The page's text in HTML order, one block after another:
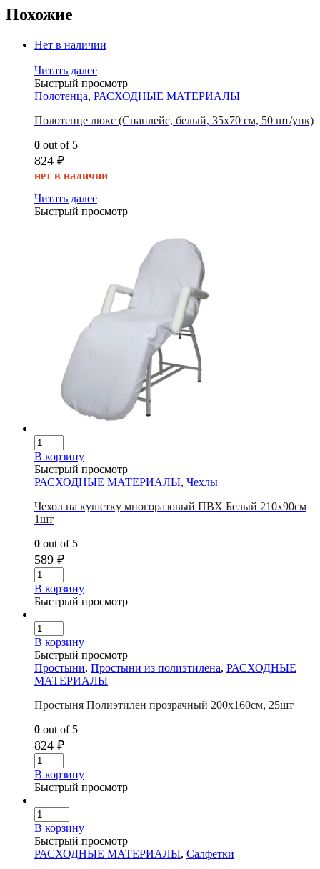
Похожие
Нет в наличии
Читать далее
Быстрый просмотр
Полотенца, РАСХОДНЫЕ МАТЕРИАЛЫ
Полотенце люкс (Спанлейс, белый, 35х70 см, 50 шт/упк)
0 out of 5
824 ₽
нет в наличии
Читать далее
Быстрый просмотр
В корзину
Быстрый просмотр
РАСХОДНЫЕ МАТЕРИАЛЫ, Чехлы
Чехол на кушетку многоразовый ПВХ Белый 210х90см
1шт
0 out of 5
589 ₽
В корзину
Быстрый просмотр
В корзину
Быстрый просмотр
Простыни, Простыни из полиэтилена, РАСХОДНЫЕ
МАТЕРИАЛЫ
Простыня Полиэтилен прозрачный 200х160см, 25шт
0 out of 5
824 ₽
В корзину
Быстрый просмотр
В корзину
Быстрый просмотр
РАСХОДНЫЕ МАТЕРИАЛЫ, Салфетки